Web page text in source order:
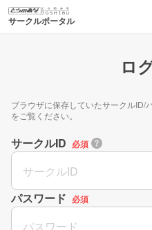
サークルポータル
ロ
ブラウザに保存していたサークルID/
をご覧ください。
サークルID 必須
パスワード 必須